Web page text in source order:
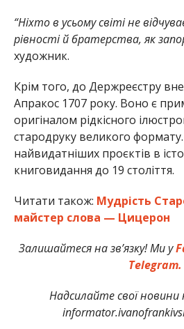
“Ніхто в усьому світі не
рівності й братерства, як
художник.
Крім того, до Держреєстру
Апракос 1707 року. Воно є
оригіналом рідкісного
стародруку великого
найвидатніших проєктів в
книговидання до 19 століття.
Читати також: Мудрість
майстер слова — Цицерон
Залишайтеся на зв’язку! Ми у
Telegram.
Надсилайте свої